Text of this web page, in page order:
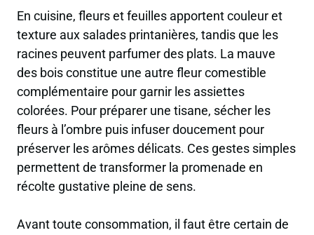
En cuisine, fleurs et feuilles apportent couleur et
texture aux salades printanières, tandis que les
racines peuvent parfumer des plats. La mauve
des bois constitue une autre fleur comestible
complémentaire pour garnir les assiettes
colorées. Pour préparer une tisane, sécher les
fleurs à l’ombre puis infuser doucement pour
préserver les arômes délicats. Ces gestes simples
permettent de transformer la promenade en
récolte gustative pleine de sens.
Avant toute consommation, il faut être certain de